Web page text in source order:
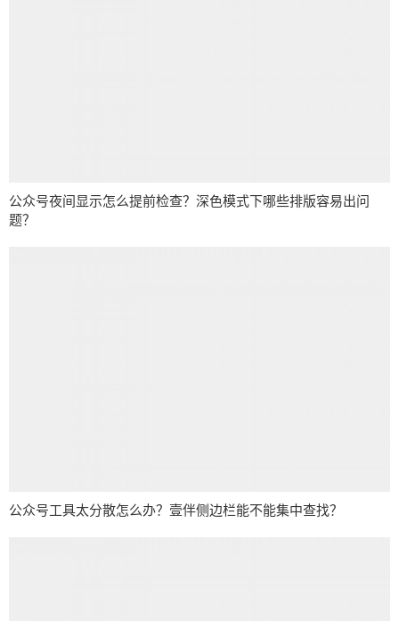
公众号夜间显示怎么提前检查？深色模式下哪些排版容易出问
题？
公众号工具太分散怎么办？壹伴侧边栏能不能集中查找？